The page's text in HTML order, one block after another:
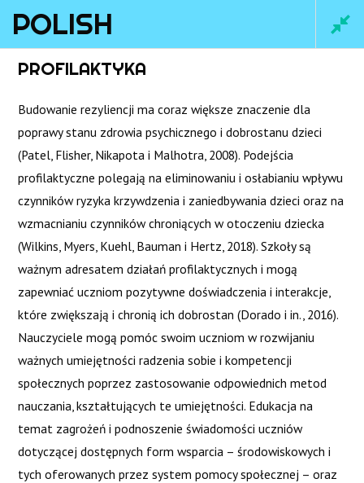
Main
Home/Courses/ Polish
POLISH
PROFILAKTYKA
Budowanie rezyliencji ma coraz większe znaczenie dla
poprawy stanu zdrowia psychicznego i dobrostanu dzieci
(Patel, Flisher, Nikapota i Malhotra, 2008). Podejścia
profilaktyczne polegają na eliminowaniu i osłabianiu wpływu
czynników ryzyka krzywdzenia i zaniedbywania dzieci oraz na
wzmacnianiu czynników chroniących w otoczeniu dziecka
(Wilkins, Myers, Kuehl, Bauman i Hertz, 2018). Szkoły są
ważnym adresatem działań profilaktycznych i mogą
zapewniać uczniom pozytywne doświadczenia i interakcje,
które zwiększają i chronią ich dobrostan (Dorado i in., 2016).
Nauczyciele mogą pomóc swoim uczniom w rozwijaniu
ważnych umiejętności radzenia sobie i kompetencji
społecznych poprzez zastosowanie odpowiednich metod
nauczania, kształtujących te umiejętności. Edukacja na
temat zagrożeń i podnoszenie świadomości uczniów
dotyczącej dostępnych form wsparcia – środowiskowych i
tych oferowanych przez system pomocy społecznej – oraz
POST
NAVIGATION
Next Course→